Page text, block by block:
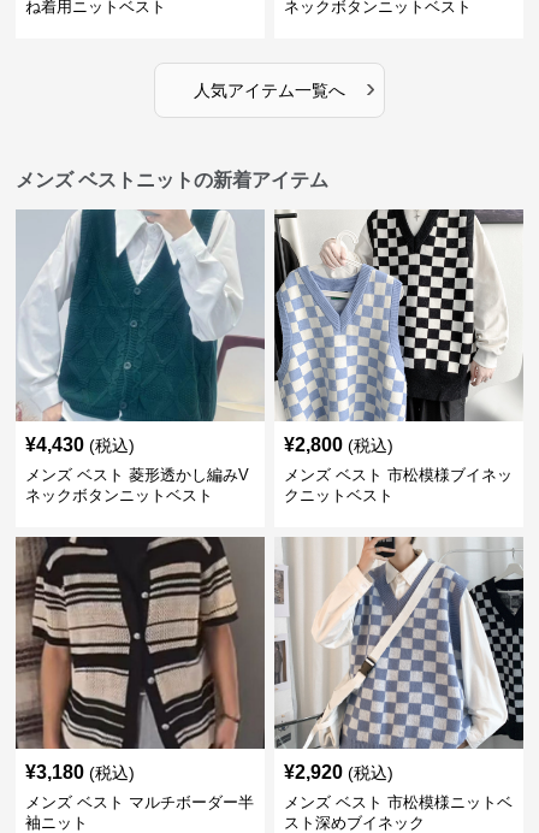
ね着用ニットベスト ネックボタンニットベスト
人気アイテム一覧へ ›
メンズ ベストニットの新着アイテム
¥4,430 (税込)
メンズ ベスト 菱形透かし編みV
ネックボタンニットベスト
¥2,800 (税込)
メンズ ベスト 市松模様ブイネッ
クニットベスト
¥3,180 (税込)
メンズ ベスト マルチボーダー半
袖ニット
¥2,920 (税込)
メンズ ベスト 市松模様ニットベ
スト深めブイネック